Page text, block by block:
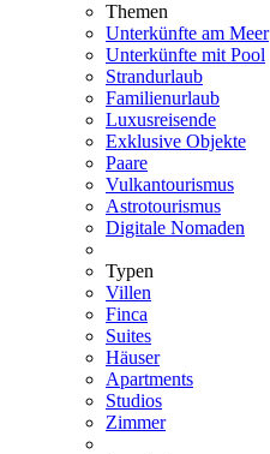
Themen
Unterkünfte am Meer
Unterkünfte mit Pool
Strandurlaub
Familienurlaub
Luxusreisende
Exklusive Objekte
Paare
Vulkantourismus
Astrotourismus
Digitale Nomaden
Typen
Villen
Finca
Suites
Häuser
Apartments
Studios
Zimmer